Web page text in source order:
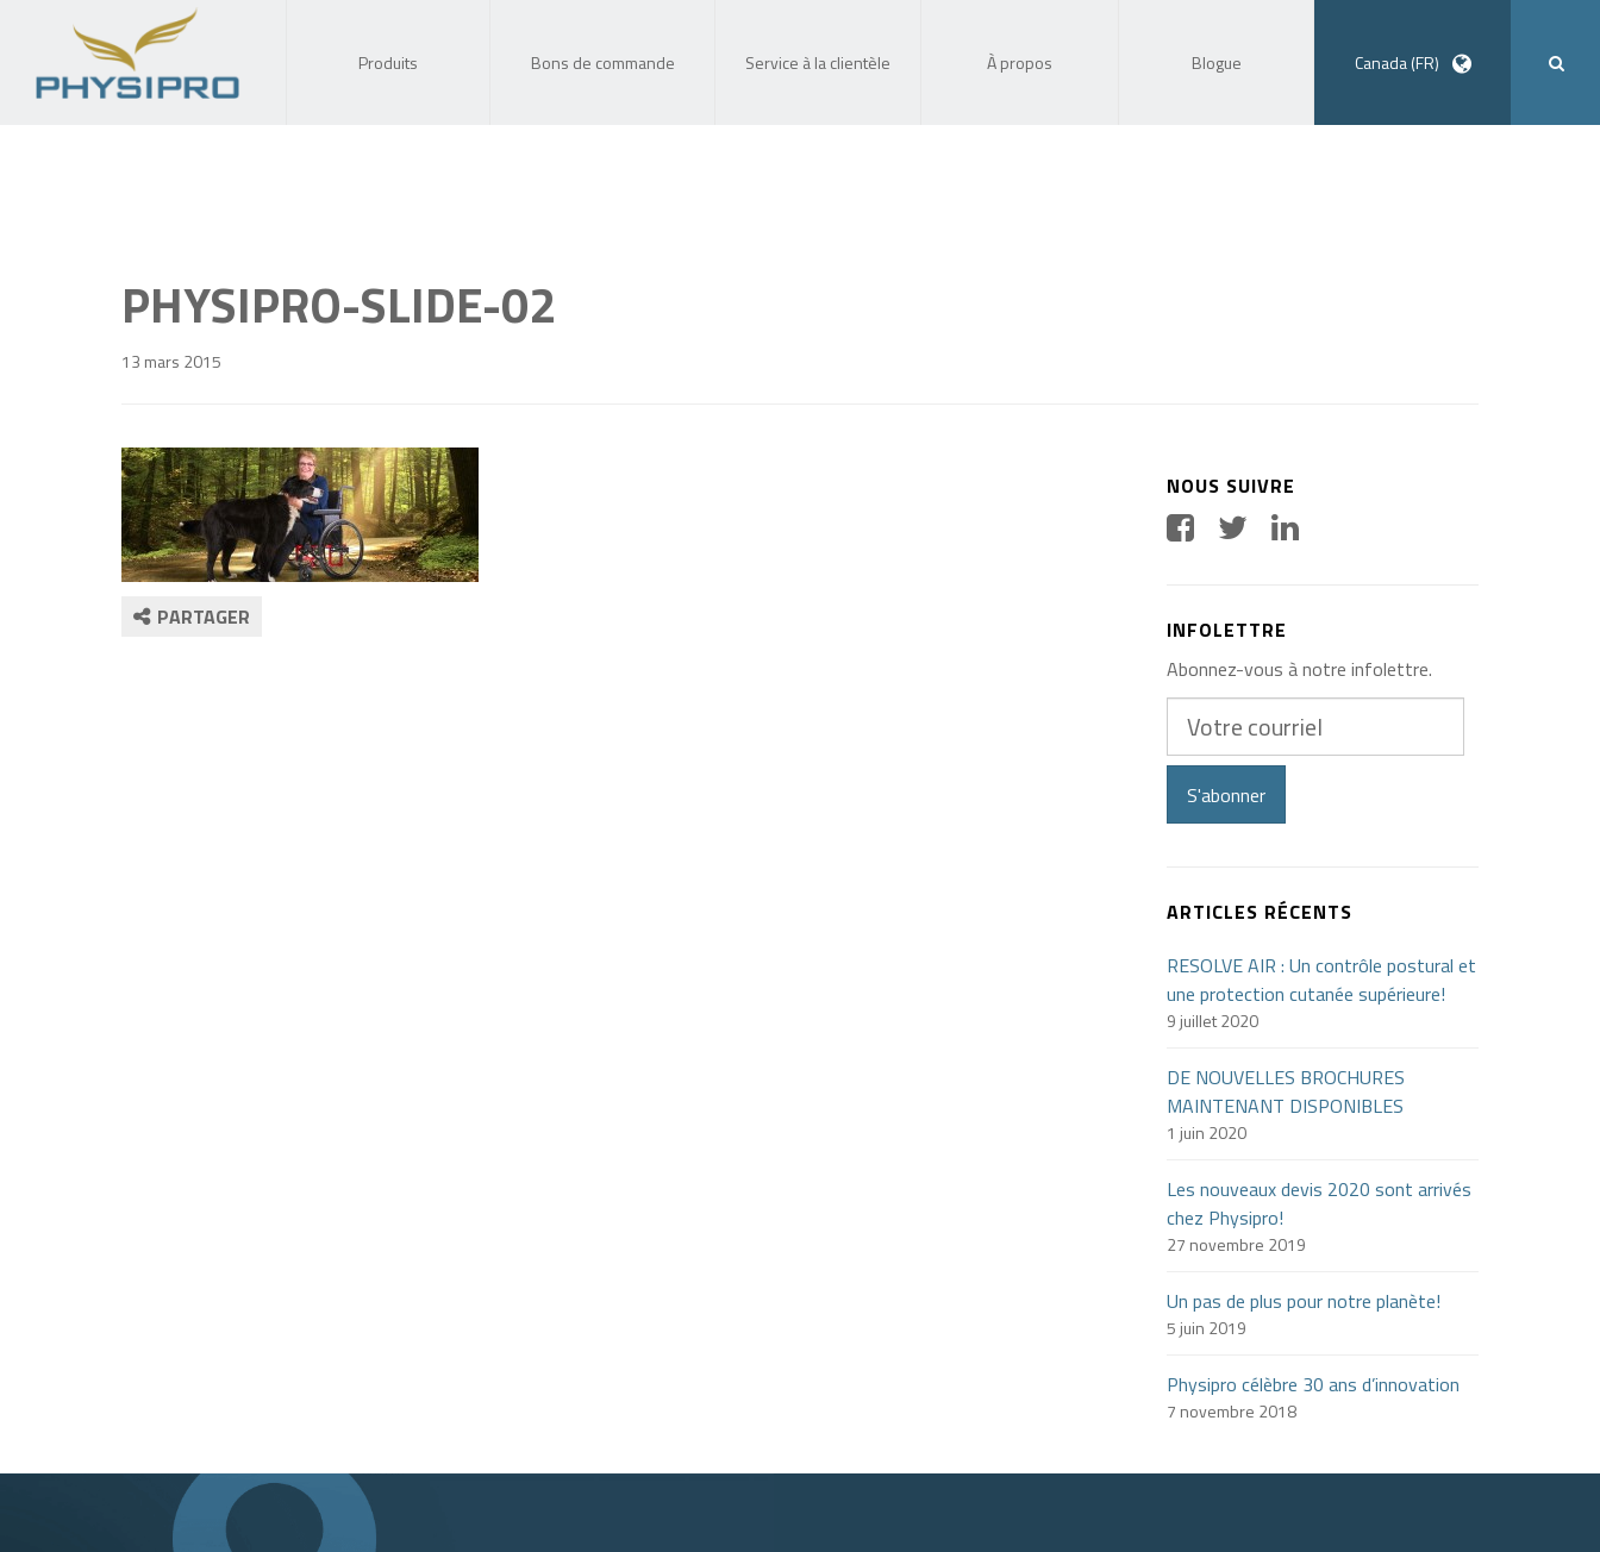
Produits Bons de commande Service à la clientèle À propos Blogue Canada (FR)
PHYSIPRO-SLIDE-02
13 mars 2015
PARTAGER
NOUS SUIVRE
INFOLETTRE
Abonnez-vous à notre infolettre.
courriel
S'abonner
ARTICLES RÉCENTS
RESOLVE AIR : Un contrôle postural et
une protection cutanée supérieure!
9 juillet 2020
DE NOUVELLES BROCHURES
MAINTENANT DISPONIBLES
1 juin 2020
Les nouveaux devis 2020 sont arrivés
chez Physipro!
27 novembre 2019
Un pas de plus pour notre planète!
5 juin 2019
Physipro célèbre 30 ans d’innovation
7 novembre 2018